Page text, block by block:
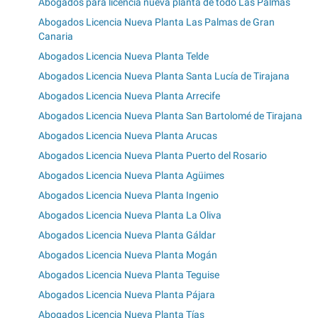
Abogados para licencia nueva planta de todo Las Palmas
Abogados Licencia Nueva Planta Las Palmas de Gran
Canaria
Abogados Licencia Nueva Planta Telde
Abogados Licencia Nueva Planta Santa Lucía de Tirajana
Abogados Licencia Nueva Planta Arrecife
Abogados Licencia Nueva Planta San Bartolomé de Tirajana
Abogados Licencia Nueva Planta Arucas
Abogados Licencia Nueva Planta Puerto del Rosario
Abogados Licencia Nueva Planta Agüimes
Abogados Licencia Nueva Planta Ingenio
Abogados Licencia Nueva Planta La Oliva
Abogados Licencia Nueva Planta Gáldar
Abogados Licencia Nueva Planta Mogán
Abogados Licencia Nueva Planta Teguise
Abogados Licencia Nueva Planta Pájara
Abogados Licencia Nueva Planta Tías